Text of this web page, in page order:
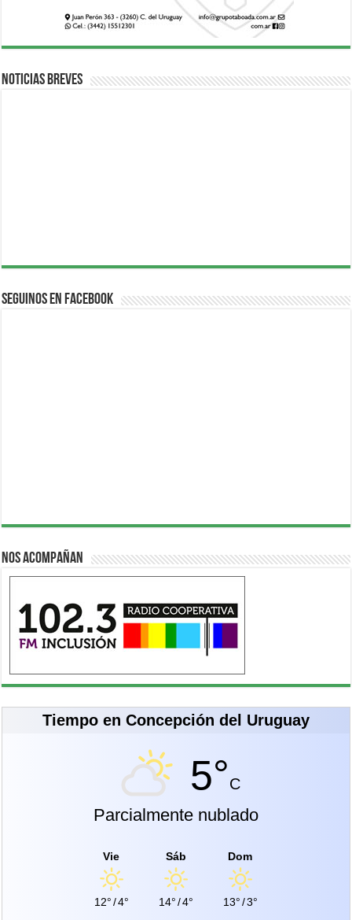
Noticias breves
Seguinos en Facebook
Nos acompañan
Tiempo en Concepción del Uruguay
5°C
Parcialmente nublado
Vie
12°/4°
Sáb
14°/4°
Dom
13°/3°